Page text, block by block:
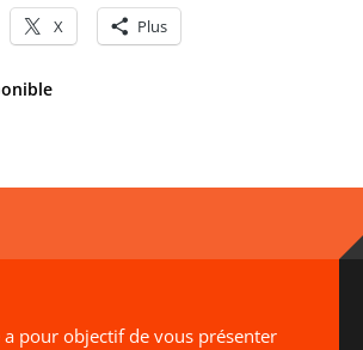
X Plus
a pour objectif de vous présenter